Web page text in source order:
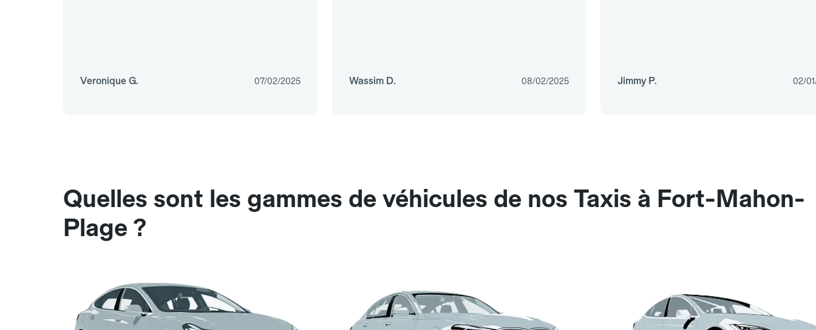
Veronique G. 07/02/2025 Wassim D. 08/02/2025 Jimmy P. 02/
Quelles sont les gammes de véhicules de nos Taxis à Fort-Mahon-
Plage ?